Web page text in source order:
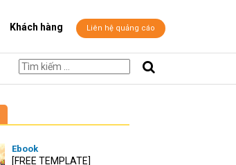
Khách hàng Liên hệ quảng cáo
Ebook
[FREE TEMPLATE]